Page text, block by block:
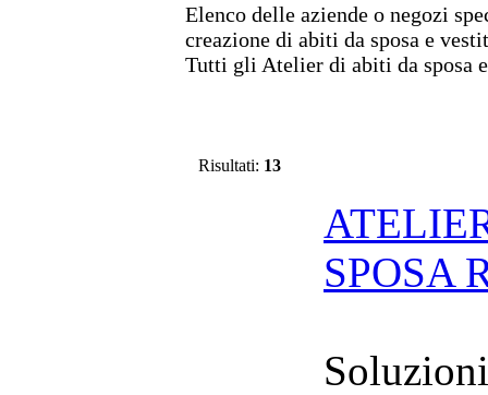
Elenco delle aziende o negozi
creazione di abiti da sposa e
Tutti gli Atelier di abiti da sposa e
Risultati: 13
SPOSA